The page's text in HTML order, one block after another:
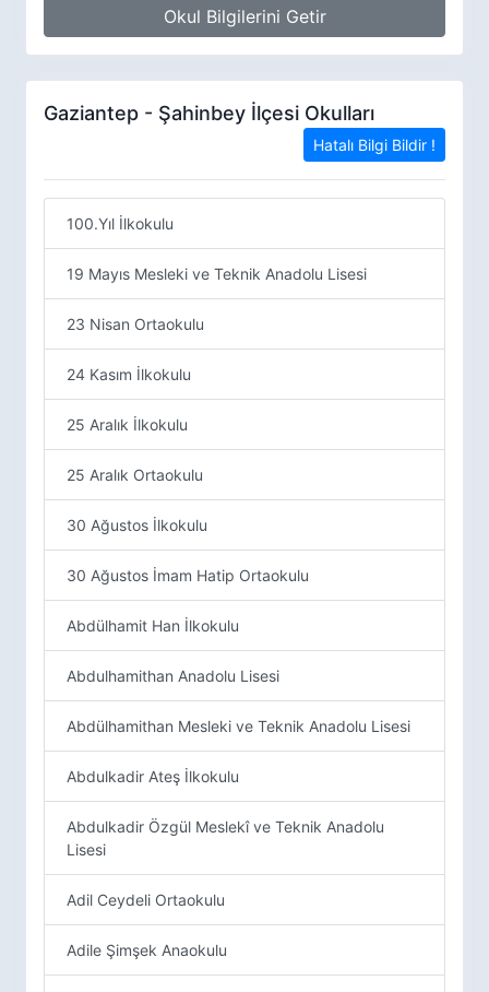
Okul Bilgilerini Getir
Gaziantep - Şahinbey İlçesi Okulları
Hatalı Bilgi Bildir !
100.Yıl İlkokulu
19 Mayıs Mesleki ve Teknik Anadolu Lisesi
23 Nisan Ortaokulu
24 Kasım İlkokulu
25 Aralık İlkokulu
25 Aralık Ortaokulu
30 Ağustos İlkokulu
30 Ağustos İmam Hatip Ortaokulu
Abdülhamit Han İlkokulu
Abdulhamithan Anadolu Lisesi
Abdülhamithan Mesleki ve Teknik Anadolu Lisesi
Abdulkadir Ateş İlkokulu
Abdulkadir Özgül Meslekî ve Teknik Anadolu
Lisesi
Adil Ceydeli Ortaokulu
Adile Şimşek Anaokulu